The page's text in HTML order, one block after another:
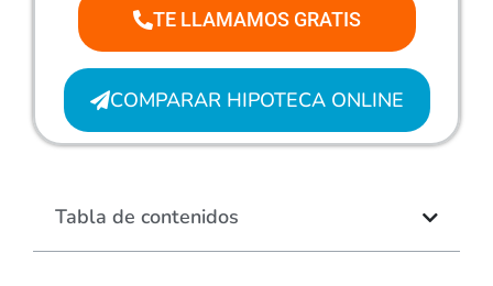
TE LLAMAMOS GRATIS
COMPARAR HIPOTECA ONLINE
Tabla de contenidos